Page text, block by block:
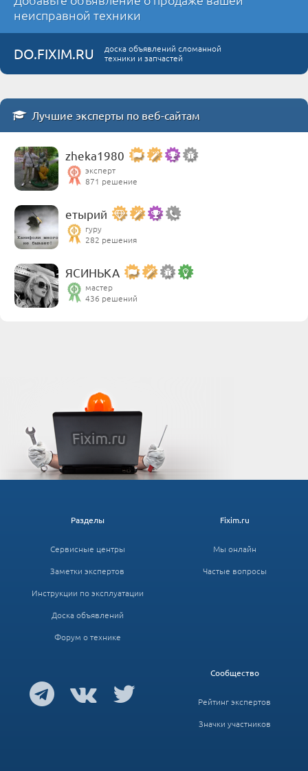
неисправной техники
DO.FIXIM.RU
доска объявлений сломанной
техники и запчастей
Лучшие эксперты по веб-сайтам
zheka1980
эксперт
871 решение
етырий
гуру
282 решения
ЯСИНЬКА
мастер
436 решений
Fixim.ru
Мы онлайн
Частые вопросы
Разделы
Сервисные центры
Заметки экспертов
Инструкции по эксплуатации
Доска объявлений
Форум о технике
Сообщество
Рейтинг экспертов
Значки участников